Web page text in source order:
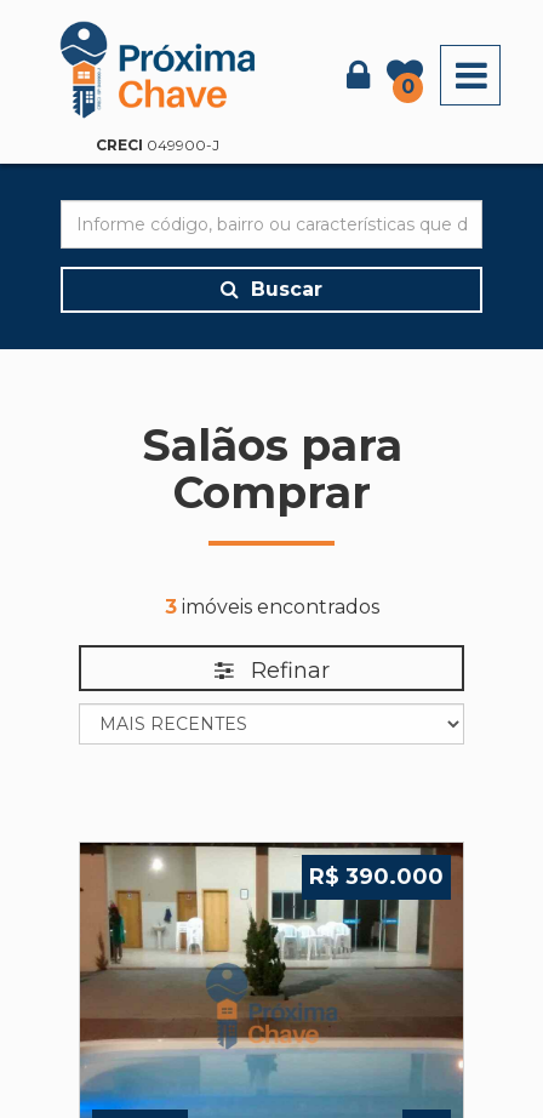
CRECI 049900-J
0
Buscar
Salãos para
Comprar
3imóveis encontrados
Refinar
R$ 390.000